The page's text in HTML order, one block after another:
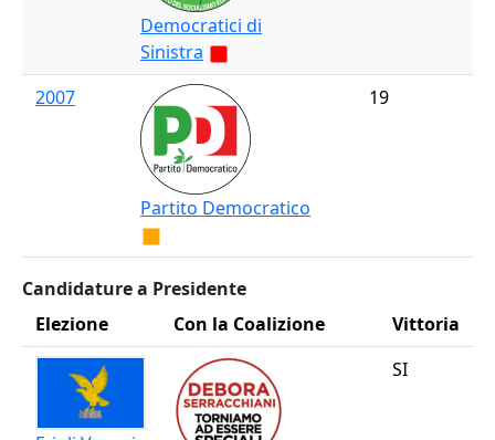
Democratici di
Sinistra
2007
Partito Democratico
19
Candidature a Presidente
Elezione
Con la Coalizione Vittoria
SI